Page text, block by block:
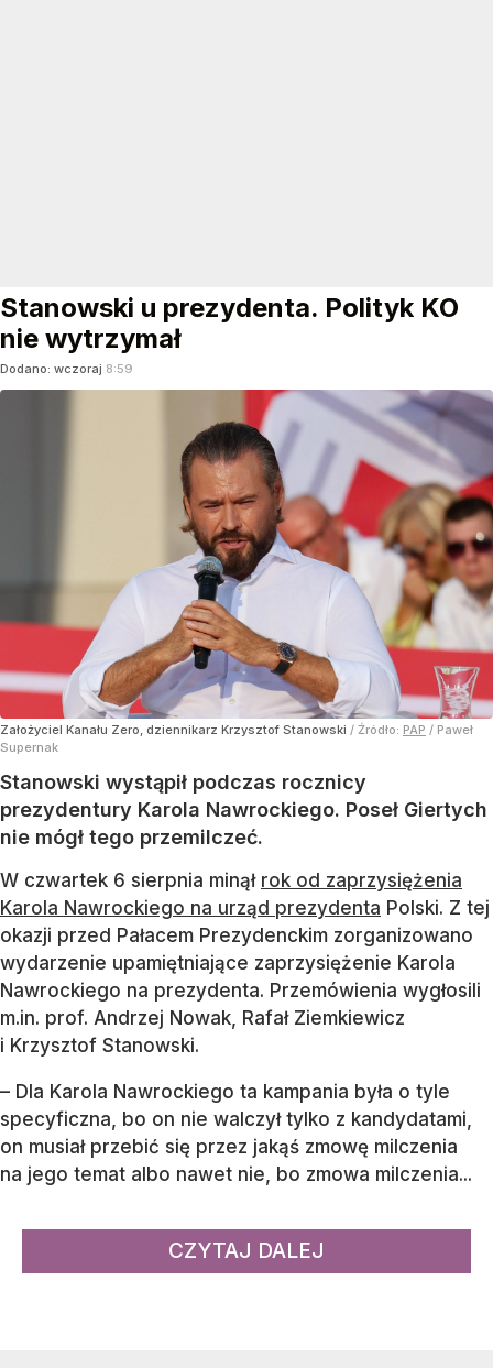
Stanowski u prezydenta. Polityk KO
nie wytrzymał
Dodano: wczoraj 8:59
Założyciel Kanału Zero, dziennikarz Krzysztof Stanowski / Źródło: PAP / Paweł
Supernak
Stanowski wystąpił podczas rocznicy
prezydentury Karola Nawrockiego. Poseł Giertych
nie mógł tego przemilczeć.
W czwartek 6 sierpnia minął rok od zaprzysiężenia
Karola Nawrockiego na urząd prezydenta Polski. Z tej
okazji przed Pałacem Prezydenckim zorganizowano
wydarzenie upamiętniające zaprzysiężenie Karola
Nawrockiego na prezydenta. Przemówienia wygłosili
m.in. prof. Andrzej Nowak, Rafał Ziemkiewicz
i Krzysztof Stanowski.
– Dla Karola Nawrockiego ta kampania była o tyle
specyficzna, bo on nie walczył tylko z kandydatami,
on musiał przebić się przez jakąś zmowę milczenia
na jego temat albo nawet nie, bo zmowa milczenia...
CZYTAJ DALEJ